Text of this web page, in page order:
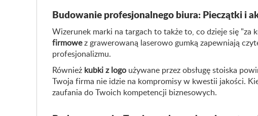
Budowanie profesjonalnego biura: Pieczątki i
Wizerunek marki na targach to także to, co dzieje się
firmowez grawerowaną laserowo gumką zapewniają
profesjonalizmu.
Również kubki z logo używane przez obsługę stoiska
Twoja firma nie idzie na kompromisy w kwestii jakości.
zaufania do Twoich kompetencji biznesowych.